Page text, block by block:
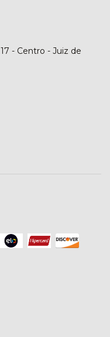
- Centro - Juiz de